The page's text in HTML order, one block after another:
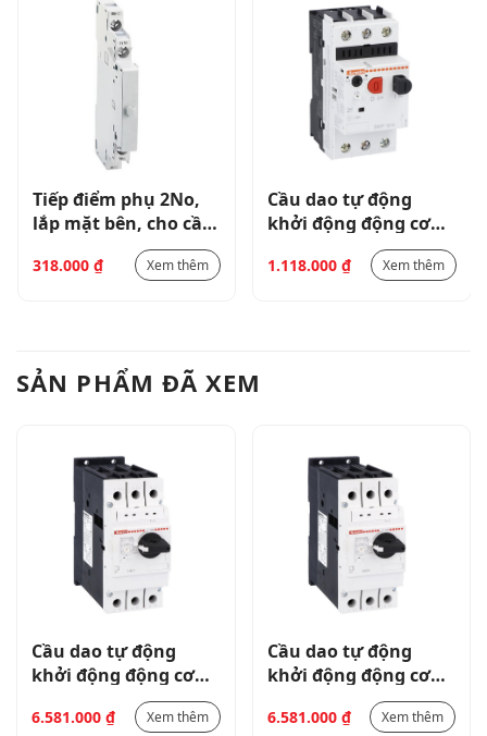
Tiếp điểm phụ 2No,
lắp mặt bên, cho cầu
dao khởi động động
cơ loại SM2R/SM3R
318.000 ₫ Xem thêm
Cầu dao tự động
khởi động động cơ
loại SM1P 100KA Dải
0,25-0,4A _ SM1P0040
1.118.000 ₫ Xem thêm
SẢN PHẨM ĐÃ XEM
Cầu dao tự động
khởi động động cơ
loại SM2R 50KA Dải
45-63A SM2R6300
6.581.000 ₫ Xem thêm
Cầu dao tự động
khởi động động cơ
loại SM2R 50KA Dải
45-63A SM2R6300
6.581.000 ₫ Xem thêm